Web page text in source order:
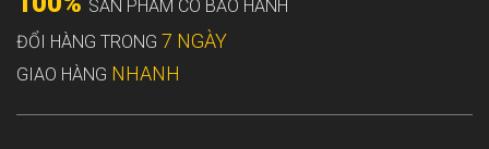
SẢN PHẨM CÓ BẢO HÀNH
ĐỔI HÀNG TRONG 7 NGÀY
GIAO HÀNG NHANH